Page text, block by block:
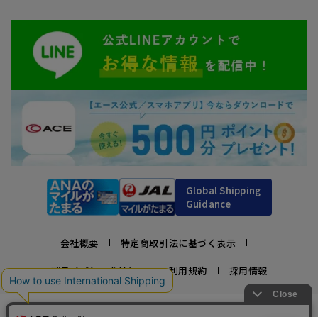
Global Shipping
Guidance
会社概要 特定商取引法に基づく表示
プライバシーポリシー 利用規約 採用情報